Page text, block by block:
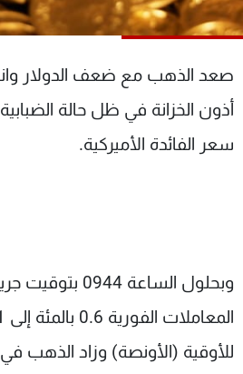
صعد الذهب مع ضعف الدولار
أذون الخزانة في ظل حالة
سعر الفائدة الأميركية.
وبحلول الساعة
للأوقية (الأونصة) وزاد الذهب في
شاهد البرامج
الترددات
عن MTV
الإنـتـاج
لاعلاناتكم
وظائف
تواصل معنا